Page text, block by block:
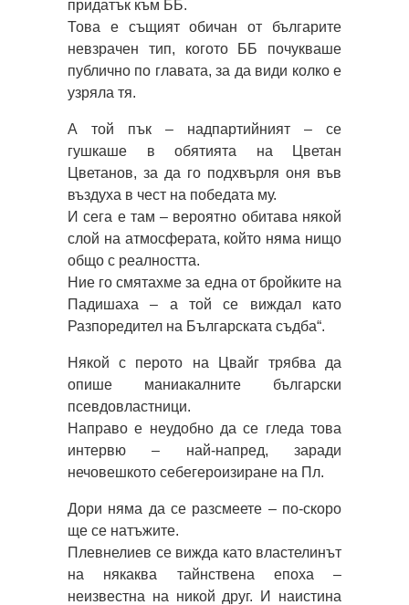
придатък към ББ.
Това е същият обичан от българите
невзрачен тип, когото ББ почукваше
публично по главата, за да види колко е
узряла тя.
А той пък – надпартийният – се
гушкаше в обятията на Цветан
Цветанов, за да го подхвърля оня във
въздуха в чест на победата му.
И сега е там – вероятно обитава някой
слой на атмосферата, който няма нищо
общо с реалността.
Ние го смятахме за една от бройките на
Падишаха – а той се виждал като
Разпоредител на Българската съдба“.
Някой с перото на Цвайг трябва да
опише маниакалните български
псевдовластници.
Направо е неудобно да се гледа това
интервю – най-напред, заради
нечовешкото себегероизиране на Пл.
Дори няма да се разсмеете – по-скоро
ще се натъжите.
Плевнелиев се вижда като властелинът
на някаква тайнствена епоха –
неизвестна на никой друг. И наистина